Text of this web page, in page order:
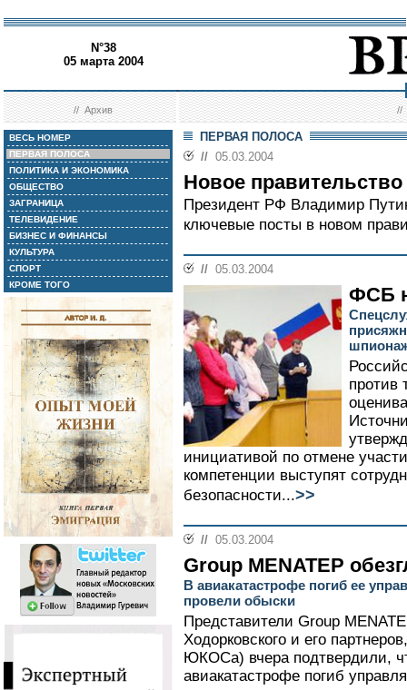
N°38
05 марта 2004
//Архив //
ВЕСЬ НОМЕР
ПЕРВАЯ ПОЛОСА
ПОЛИТИКА И ЭКОНОМИКА
ОБЩЕСТВО
ЗАГРАНИЦА
ТЕЛЕВИДЕНИЕ
БИЗНЕС И ФИНАНСЫ
КУЛЬТУРА
СПОРТ
КРОМЕ ТОГО
ПЕРВАЯ ПОЛОСА
// 05.03.2004
Новое
Президент РФ Владимир
ключевые посты в новом
// 05.03.2004
ФСБ
против
инициативой по отмене
компетенции выступят
безопасности...>>
// 05.03.2004
Group MENATEP
В авиакатастрофе погиб ее
провели обыски
Представители Group
Ходорковского и его
ЮКОСа) вчера подтвердили,
авиакатастрофе погиб